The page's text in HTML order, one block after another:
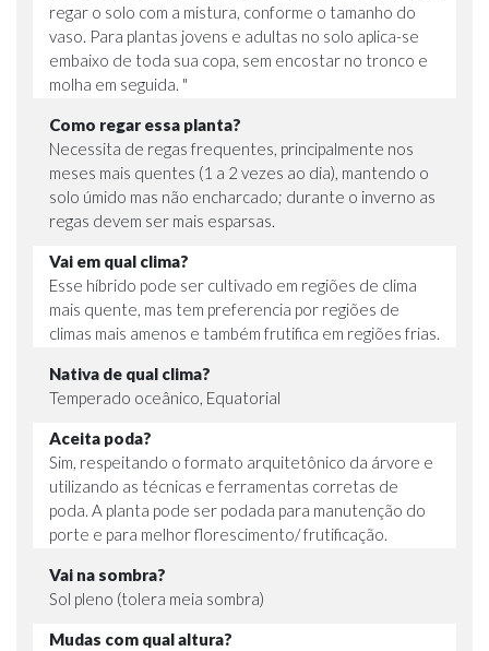
regar o solo com a mistura, conforme o tamanho do
vaso. Para plantas jovens e adultas no solo aplica-se
embaixo de toda sua copa, sem encostar no tronco e
molha em seguida. "
Como regar essa planta?
Necessita de regas frequentes, principalmente nos
meses mais quentes (1 a 2 vezes ao dia), mantendo o
solo úmido mas não encharcado; durante o inverno as
regas devem ser mais esparsas.
Vai em qual clima?
Esse híbrido pode ser cultivado em regiões de clima
mais quente, mas tem preferencia por regiões de
climas mais amenos e também frutifica em regiões frias.
Nativa de qual clima?
Temperado oceânico, Equatorial
Aceita poda?
Sim, respeitando o formato arquitetônico da árvore e
utilizando as técnicas e ferramentas corretas de
poda. A planta pode ser podada para manutenção do
porte e para melhor florescimento/ frutificação.
Vai na sombra?
Sol pleno (tolera meia sombra)
Mudas com qual altura?